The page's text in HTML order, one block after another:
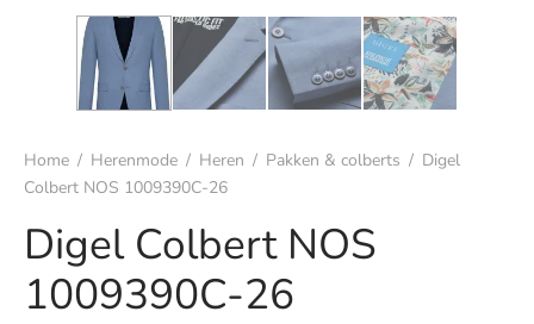
Home / Herenmode / Heren / Pakken & colberts / Digel
Colbert NOS 1009390C-26
Digel Colbert NOS
1009390C-26
& colberts